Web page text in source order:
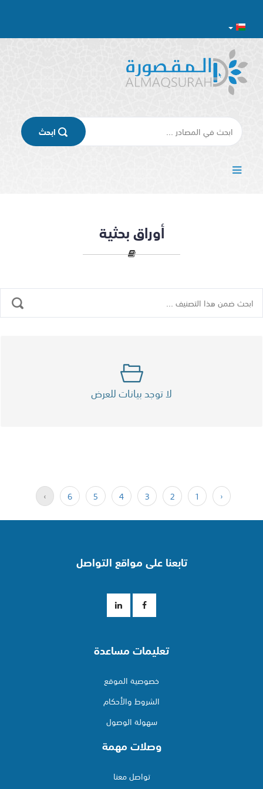
اﺑﺤﺚ
أوراق بحثية
لا توجد بيانات للعرض
‹
1
2
3
4
5
6
›
تابعنا على مواقع التواصل
تعليمات مساعدة
خصوصية الموقع
الشروط والأحكام
سهولة الوصول
وصلات مهمة
تواصل معنا